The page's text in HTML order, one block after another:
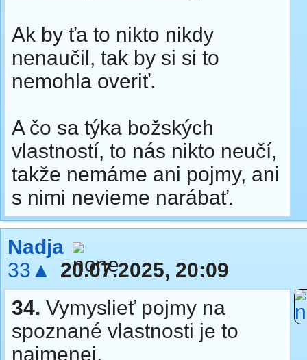
Ak by ťa to nikto nikdy
nenaučil, tak by si si to
nemohla overiť.
A čo sa týka božských
vlastností, to nás nikto neučí,
takže nemáme ani pojmy, ani
s nimi nevieme narábať.
Nadja
33▲
20.07.2025, 20:09
34. Vymyslieť pojmy na
spoznané vlastnosti je to
najmenej.